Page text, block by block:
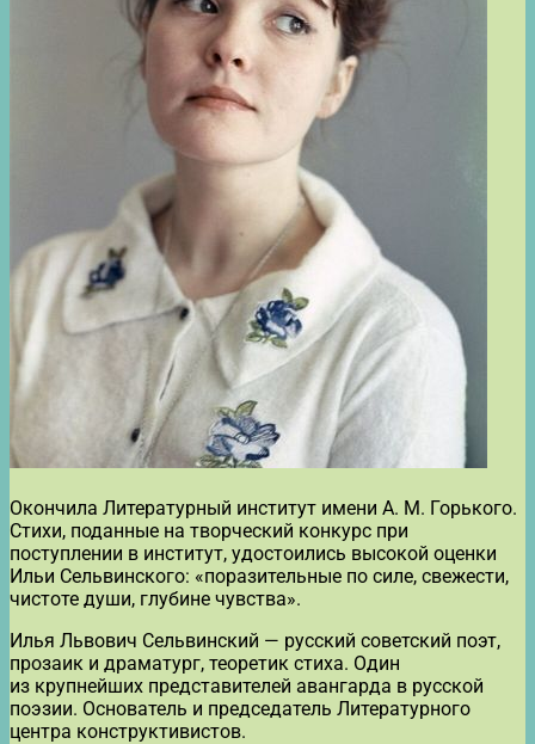
Окончила Литературный институт имени А. М. Горького.
Стихи, поданные на творческий конкурс при
поступлении в институт, удостоились высокой оценки
Ильи Сельвинского: «поразительные по силе, свежести,
чистоте души, глубине чувства».
Илья Львович Сельвинский — русский советский поэт,
прозаик и драматург, теоретик стиха. Один
из крупнейших представителей авангарда в русской
поэзии. Основатель и председатель Литературного
центра конструктивистов.